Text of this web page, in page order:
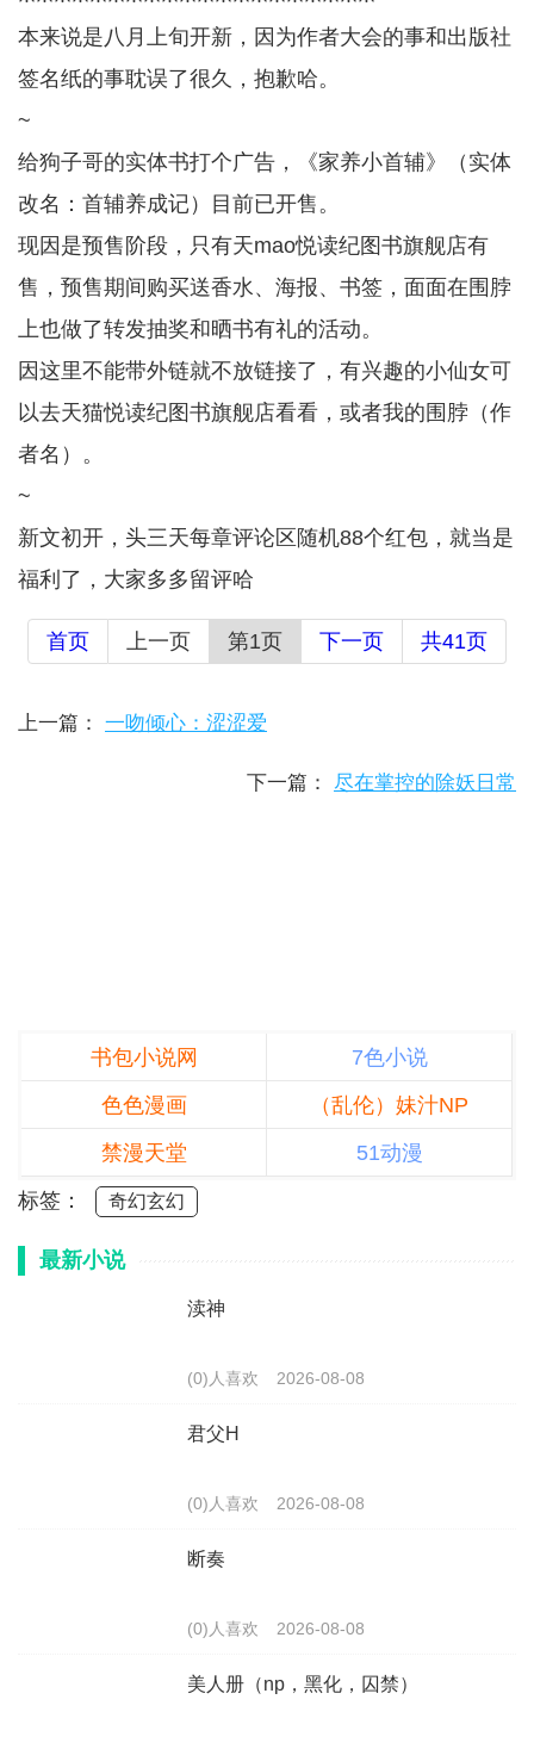
本来说是八月上旬开新，因为作者大会的事和出版社
签名纸的事耽误了很久，抱歉哈。
~
给狗子哥的实体书打个广告，《家养小首辅》（实体
改名：首辅养成记）目前已开售。
现因是预售阶段，只有天mao悦读纪图书旗舰店有
售，预售期间购买送香水、海报、书签，面面在围脖
上也做了转发抽奖和晒书有礼的活动。
因这里不能带外链就不放链接了，有兴趣的小仙女可
以去天猫悦读纪图书旗舰店看看，或者我的围脖（作
者名）。
~
新文初开，头三天每章评论区随机88个红包，就当是
福利了，大家多多留评哈
首页 上一页 第1页 下一页 共41页
上一篇： 一吻倾心：涩涩爱
下一篇： 尽在掌控的除妖日常
书包小说网
7色小说
色色漫画
（乱伦）妹汁NP
禁漫天堂
51动漫
标签：
奇幻玄幻
最新小说
渎神
(0)人喜欢 2026-08-08
君父H
(0)人喜欢 2026-08-08
断奏
(0)人喜欢 2026-08-08
美人册（np，黑化，囚禁）